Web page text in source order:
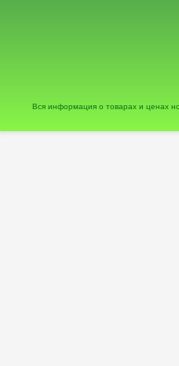
Вся информация о товарах и ценах